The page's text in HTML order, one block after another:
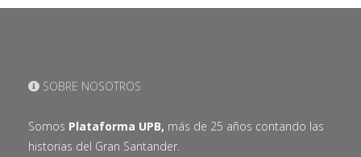
SOBRE NOSOTROS
Somos Plataforma UPB, más de 25 años contando las
historias del Gran Santander.